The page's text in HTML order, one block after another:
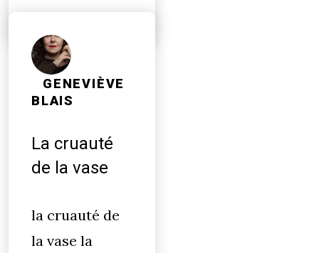
GENEVIÈVE
BLAIS
La cruauté
de la vase
la cruauté de
la vase la